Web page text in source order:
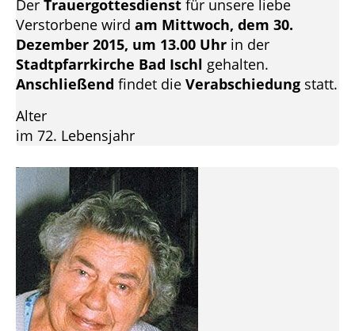
Der Trauergottesdienst für unsere liebe
Verstorbene wird am Mittwoch, dem 30.
Dezember 2015, um 13.00 Uhr in der
Stadtpfarrkirche Bad Ischl gehalten.
Anschließend findet die Verabschiedung statt.
Alter
im 72. Lebensjahr